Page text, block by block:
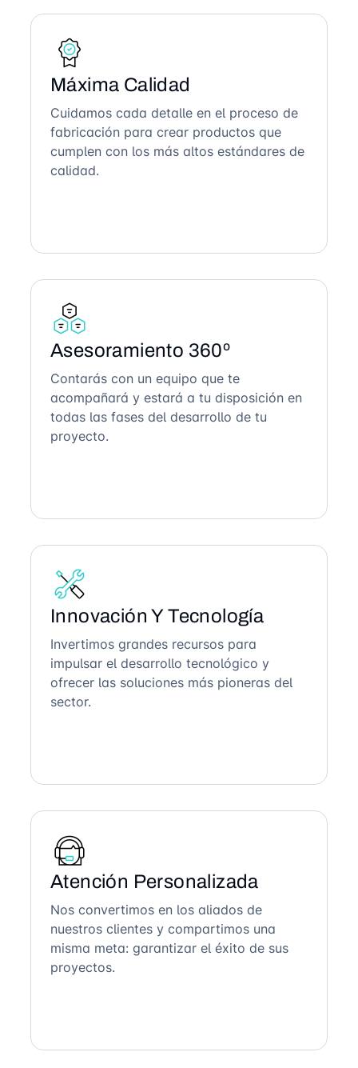
Máxima Calidad
Cuidamos cada detalle en el proceso de
fabricación para crear productos que
cumplen con los más altos estándares de
calidad.
Asesoramiento 360º
Contarás con un equipo que te
acompañará y estará a tu disposición en
todas las fases del desarrollo de tu
proyecto.
Innovación Y Tecnología
Invertimos grandes recursos para
impulsar el desarrollo tecnológico y
ofrecer las soluciones más pioneras del
sector.
Atención Personalizada
Nos convertimos en los aliados de
nuestros clientes y compartimos una
misma meta: garantizar el éxito de sus
proyectos.